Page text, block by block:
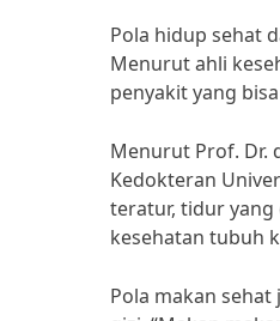
Pola hidup sehat
Menurut ahli
penyakit yang
Menurut Prof. Dr.
Kedokteran
teratur, tidur
kesehatan tubuh
Pola makan